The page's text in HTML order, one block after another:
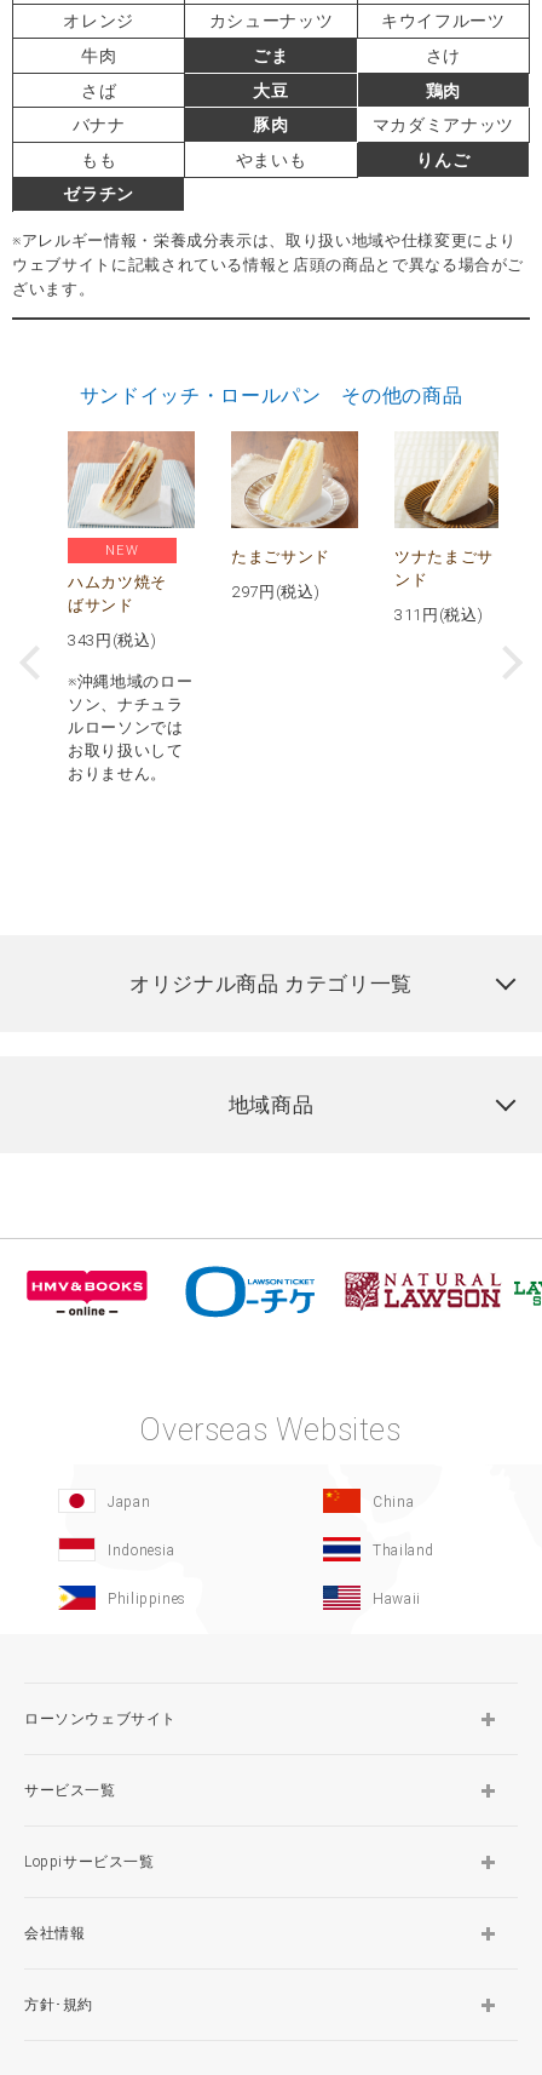
オレンジ
カシューナッツ
キウイフルーツ
牛肉
ごま
さけ
さば
大豆
鶏肉
バナナ
豚肉
マカダミアナッツ
もも
やまいも
りんご
ゼラチン
※アレルギー情報・栄養成分表示は、取り扱い地域や仕様変更により
ウェブサイトに記載されている情報と店頭の商品とで異なる場合がご
ざいます。
サンドイッチ・ロールパン その他の商品
NEW
ハムカツ焼そ
ばサンド
343 円(税込)
※沖縄地域のロー
ソン、ナチュラ
ルローソンでは
お取り扱いして
おりません。
たまごサンド
297 円(税込)
ツナたまごサ
ンド
311 円(税込)
オリジナル商品 カテゴリ一覧
地域商品
Overseas Websites
Japan China
Indonesia Thailand
Philippines Hawaii
ローソンウェブサイト
サービス一覧
Loppiサービス一覧
会社情報
方針･規約